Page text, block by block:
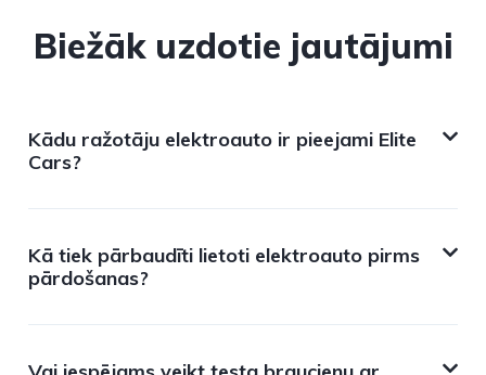
Biežāk uzdotie jautājumi
Kādu ražotāju elektroauto ir pieejami Elite
Cars?
Kā tiek pārbaudīti lietoti elektroauto pirms
pārdošanas?